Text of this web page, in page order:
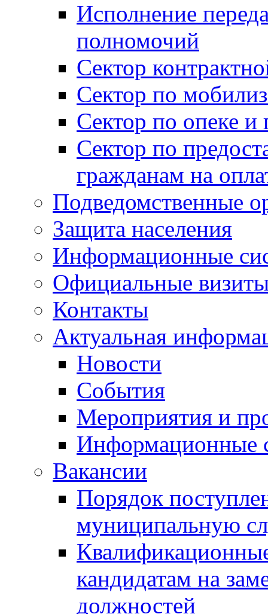
Исполнение
полномочий
Сектор
Сектор по
Сектор по опеке и
Сектор по
гражданам на
Подведомственные
Защита населения
Информационные
Официальные
Контакты
Актуальная
Новости
События
Мероприятия и
Информационные
Вакансии
Порядок
муниципальную
кандидатам на
должностей